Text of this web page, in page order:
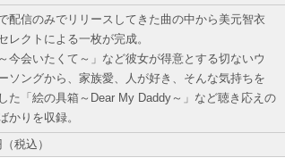
配信のみでリリースしてきた曲の中から美元智衣
レクトによる一枚が完成。
～今会いたくて～」など彼女が得意とする切ないウ
ソングから、家族愛、人が好き、そんな気持ちを
た「絵の具箱～Dear My Daddy～」など聴き応えの
かりを収録。
税込）